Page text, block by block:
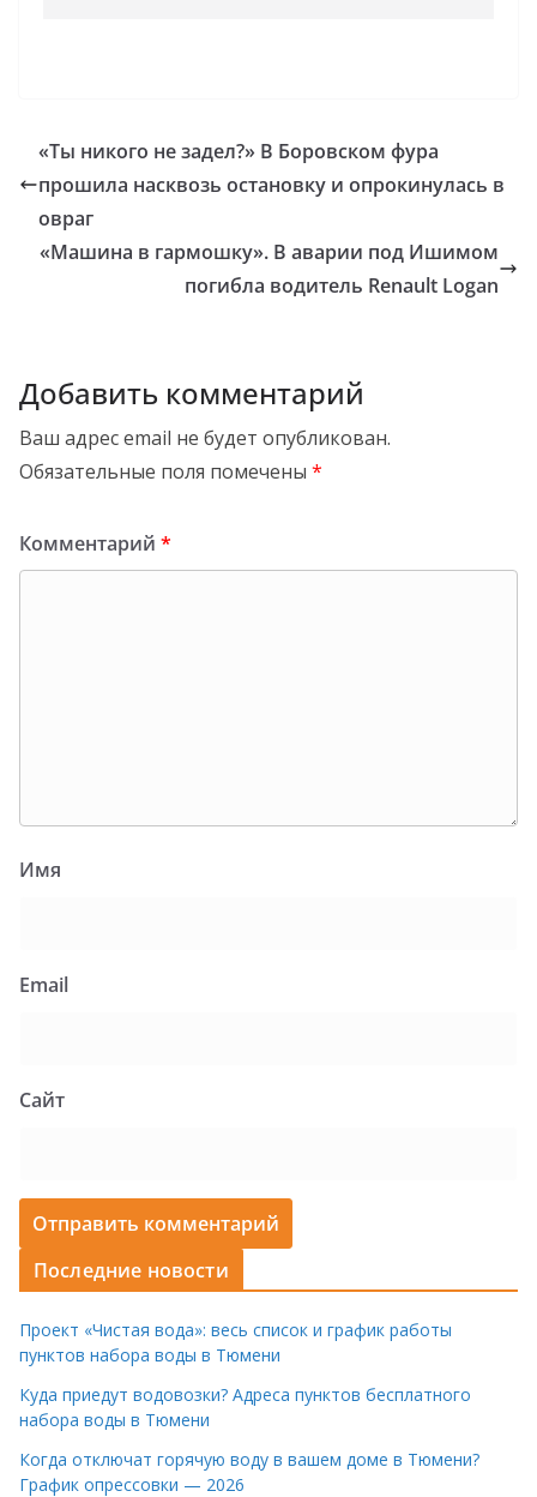
«Ты никого не задел?» В Боровском фура
прошила насквозь остановку и опрокинулась в
овраг
«Машина в гармошку». В аварии под Ишимом
погибла водитель Renault Logan
Добавить комментарий
Ваш адрес email не будет опубликован.
Обязательные поля помечены *
Комментарий *
Имя
Email
Сайт
Последние новости
Проект «Чистая вода»: весь список и график работы
пунктов набора воды в Тюмени
Куда приедут водовозки? Адреса пунктов бесплатного
набора воды в Тюмени
Когда отключат горячую воду в вашем доме в Тюмени?
График опрессовки — 2026